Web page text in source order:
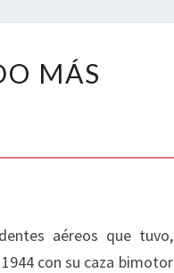
MÁS
aéreos que tuvo,
con su caza bimotor